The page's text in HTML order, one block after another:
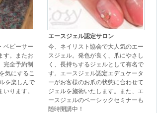
ベビーサー
す。またお
完全予約制
気にするこ
を楽しんで
ります。
エースジェル認定サロン
今、ネイリスト協会で大人気のエー
スジェル。発色が良く、爪にやさし
く、長持ちするジェルとして有名で
す。エースジェル認定エデュケータ
ーがお客様のお爪の状態に合わせて
ジェルを施術いたします。また、エ
ースジェルのベーシックセミナーも
随時開講中！